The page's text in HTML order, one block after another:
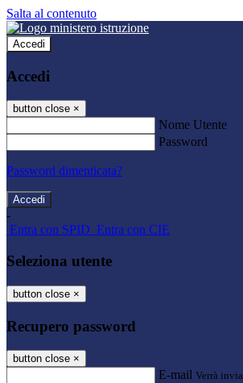
Salta al contenuto
Accedi
Accedi
button close ×
Nome Utente
Password
Password dimenticata?
-
Entra con SPID Entra con CIE
Seleziona utente
button close ×
Recupero password
button close ×
E-mail Verrà